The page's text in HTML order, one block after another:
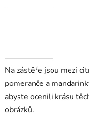
Na zástěře jsou mezi
pomeranče a
abyste ocenili krásu
obrázků.